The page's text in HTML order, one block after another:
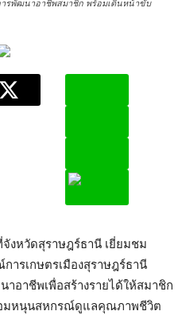
รพัฒนาอาชีพสมาชิก พร้อมเดินหน้าขับ
งหวัดสุราษฎร์ธานี เยี่ยมชม
ารเกษตรเมืองสุราษฎร์ธานี
าอาชีพเพื่อสร้างรายได้ให้สมาชิก
มหนุนสหกรณ์ดูแลคุณภาพชีวิต